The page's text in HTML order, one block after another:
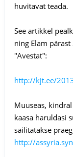
huvitavat teada.
See artikkel
ning Elam
"Avestat":
http://kjt.ee/
Muuseas,
kaasa haruldasi
säilitatakse
http://